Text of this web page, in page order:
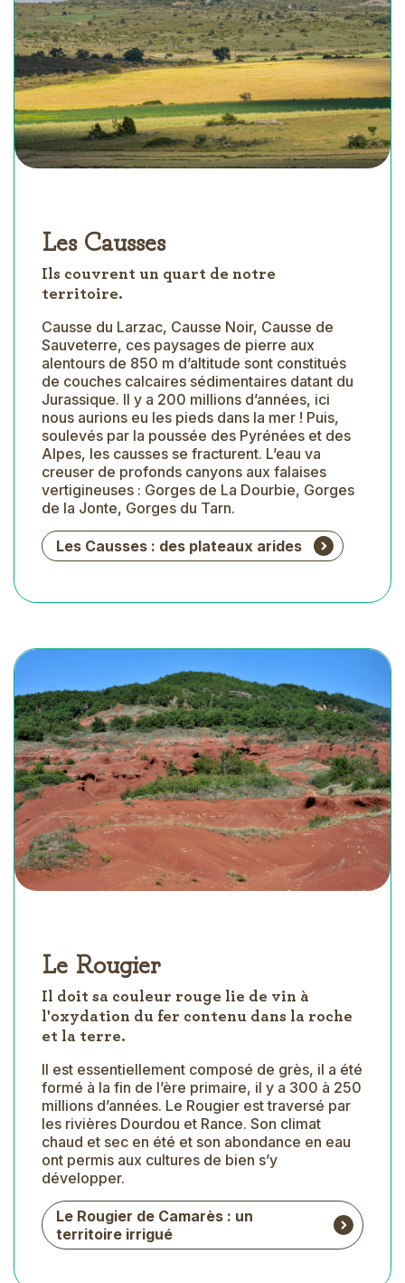
Les Causses
Ils couvrent un quart de notre
territoire.
Causse du Larzac, Causse Noir, Causse de
Sauveterre, ces paysages de pierre aux
alentours de 850 m d’altitude sont constitués
de couches calcaires sédimentaires datant du
Jurassique. Il y a 200 millions d’années, ici
nous aurions eu les pieds dans la mer ! Puis,
soulevés par la poussée des Pyrénées et des
Alpes, les causses se fracturent. L’eau va
creuser de profonds canyons aux falaises
vertigineuses : Gorges de La Dourbie, Gorges
de la Jonte, Gorges du Tarn.
Les Causses : des plateaux arides
Le Rougier
Il doit sa couleur rouge lie de vin à
l'oxydation du fer contenu dans la roche
et la terre.
Il est essentiellement composé de grès, il a été
formé à la fin de l’ère primaire, il y a 300 à 250
millions d’années. Le Rougier est traversé par
les rivières Dourdou et Rance. Son climat
chaud et sec en été et son abondance en eau
ont permis aux cultures de bien s’y
développer.
Le Rougier de Camarès : un
territoire irrigué